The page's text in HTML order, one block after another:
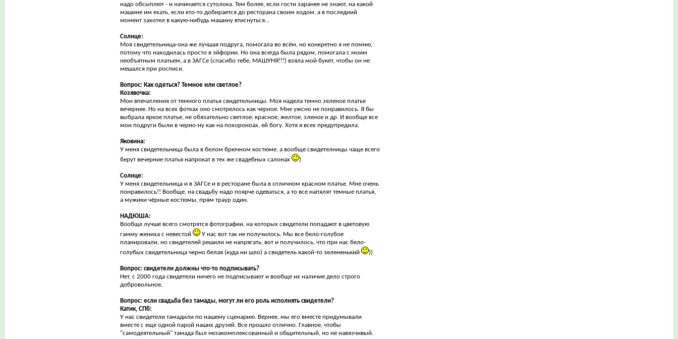
надо обсыплют - и начинается сутолока. Тем более, если гости заранее не знают, на какой
машине им ехать, если кто-то добирается до ресторана своим ходом, а в последний
момент захотел в какую-нибудь машину втиснуться...
Солнце:
Моя свидетельница-она же лучшая подруга, помогала во всём, но конкретно я не помню,
потому что находилась просто в эйфории. Но она всегда была рядом, помогала с моим
необъятным платьем, а в ЗАГСе (спасибо тебе, МАШУНЯ!!!) взяла мой букет, чтобы он не
мешался при росписи.
Вопрос: Как одеться? Темное или светлое?
Козявочка:
Mои впечатления от темного платья свидетельницы. Моя надела темно зеленое платье
вечернее. Но на всех фотках оно смотрелось как черное. Мне ужсно не понравилось. Я бы
выбрала яркое платье, не обязательно светлое: красное, желтое, зленое и др. И вообще все
мои подруги были в черно-ну как на похороноах, ей богу. Хотя я всех предупредила.
Яковина:
У меня свидетельница была в белом брючном костюме. а вообще свидетелницы чаще всего
берут вечерние платья напрокат в тех же свадебных салонах
)
Солнце:
У меня свидетельница и в ЗАГСе и в ресторане была в отличном красном платье. Мне очень
понравилось!! Вообще, на свадьбу надо поярче одеваться, а то все напялят темные платья,
а мужики чёрные костюмы, прям траур один.
НАДЮША:
Вообще лучше всего смотрятся фотографии, на которых свидетели попадают в цветовую
гамму жениха с невестой
У нас вот так не получилось. Мы все бело-голубое
планировали, но свидетелей решили не напрягать, вот и получилось, что при нас бело-
голубых свидетельница черно белая (куда ни шло) а свидетель какой-то зелененький
))
Вопрос: свидетели должны что-то подписывать?
Нет, с 2000 года свидетели ничего не подписывают и вообще их наличие дело строго
добровольное.
Вопрос: если свадьба без тамады, могут ли его роль исполнять свидетели?
Катик, СПб:
У нас свидетели тамадили по нашему сценарию. Вернее, мы его вместе придумывали
вместе с еще одной парой наших друзей. Все прошло отлично. Главное, чтобы
"самодеятельный" тамада был незакомплексованный и общительный, но не навязчивый.